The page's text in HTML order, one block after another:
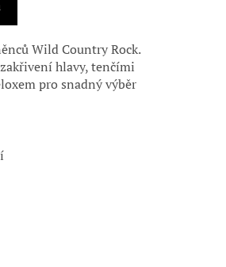
Wild Country Rock.
hlavy, tenčími
pro snadný výběr